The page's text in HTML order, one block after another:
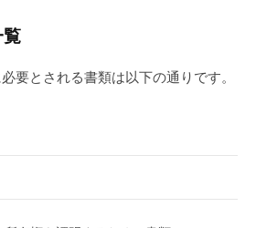
要とされる書類は以下の通りです。